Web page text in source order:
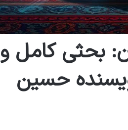
بحثی کامل و
حسین